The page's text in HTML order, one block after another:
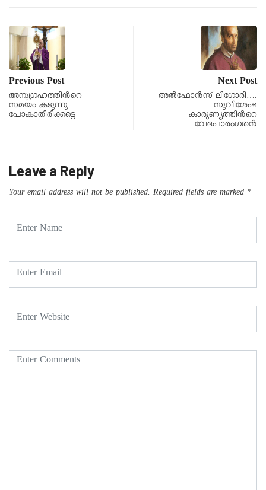
Previous Post
അനുഗ്രഹത്തിന്‍റെ
സമയം കടുന്നു
പോകാതിരിക്കട്ടെ
Next Post
അൽഫോൻസ് ലിഗോരി….
സുവിശേഷ
കാരുണ്യത്തിന്‍റെ
വേദപാരംഗതൻ
Leave a Reply
Your email address will not be published. Required fields are marked *